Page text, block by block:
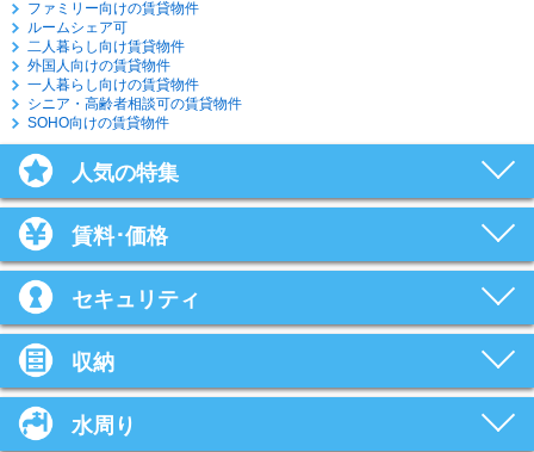
ファミリー向けの賃貸物件
ルームシェア可
二人暮らし向け賃貸物件
外国人向けの賃貸物件
一人暮らし向けの賃貸物件
シニア・高齢者相談可の賃貸物件
SOHO向けの賃貸物件
人気の特集
賃料･価格
セキュリティ
収納
水周り